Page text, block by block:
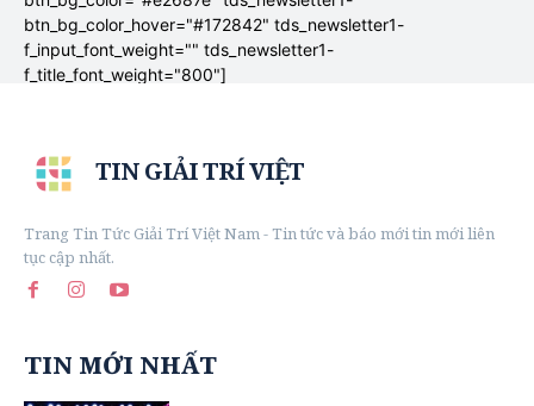
btn_bg_color_hover="#172842" tds_newsletter1-
f_input_font_weight="" tds_newsletter1-
f_title_font_weight="800"]
TIN GIẢI TRÍ VIỆT
Trang Tin Tức Giải Trí Việt Nam - Tin tức và báo mới tin mới liên
tục cập nhất.
TIN MỚI NHẤT